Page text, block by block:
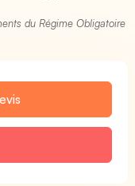
du Régime Obligatoire